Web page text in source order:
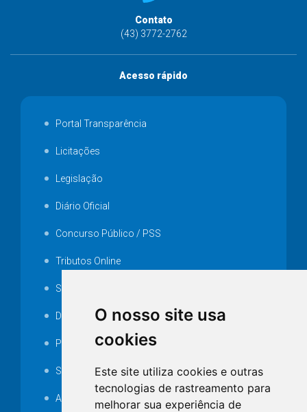
O nosso site usa
cookies
Este site utiliza cookies e outras
tecnologias de rastreamento para
melhorar sua experiência de
Contato
(43) 3772-2762
Acesso rápido
Portal Transparência
Licitações
Legislação
Diário Oficial
Concurso Público / PSS
Tributos Online
Serviços ISS-E
Decretos
Portarias
SAMAE
Audiência pública